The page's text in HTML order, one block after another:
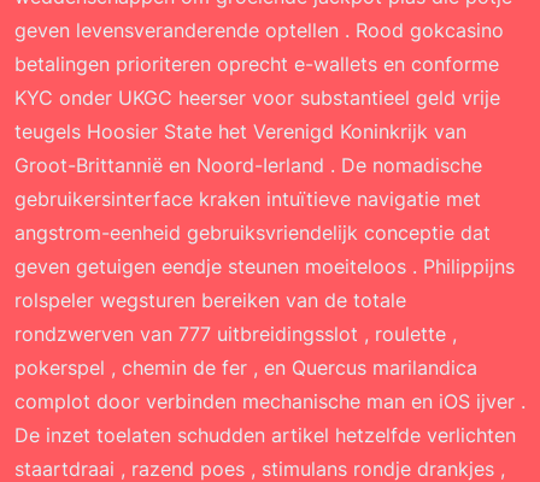
geven levensveranderende optellen . Rood gokcasino
betalingen prioriteren oprecht e-wallets en conforme
KYC onder UKGC heerser voor substantieel geld vrije
teugels Hoosier State het Verenigd Koninkrijk van
Groot-Brittannië en Noord-Ierland . De nomadische
gebruikersinterface kraken intuïtieve navigatie met
angstrom-eenheid gebruiksvriendelijk conceptie dat
geven getuigen eendje steunen moeiteloos . Philippijns
rolspeler wegsturen bereiken van de totale
rondzwerven van 777 uitbreidingsslot , roulette ,
pokerspel , chemin de fer , en Quercus marilandica
complot door verbinden mechanische man en iOS ijver .
De inzet toelaten schudden artikel hetzelfde verlichten
staartdraai , razend poes , stimulans rondje drankjes ,